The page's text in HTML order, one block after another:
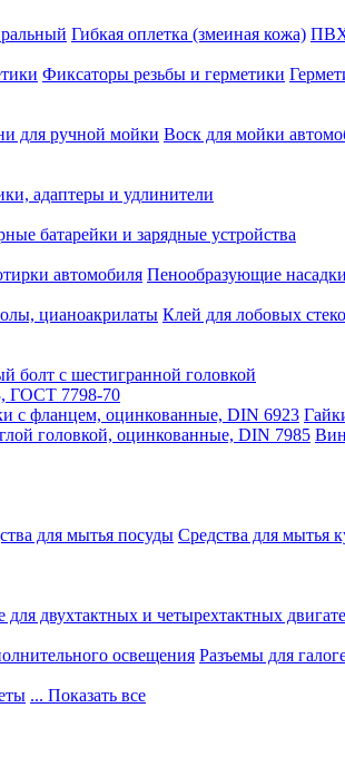
Гибкая оплетка (змеиная кожа) ПВХ
Фиксаторы резьбы и герметики
для ручной мойки Воск для мойки
адаптеры и удлинители
батарейки и зарядные устройства
автомобиля Пенообразующие насадки
цианоакрилаты Клей для лобовых
болт с шестигранной головкой
ГОСТ 7798-70
с фланцем, оцинкованные, DIN 6923
головкой, оцинкованные, DIN 7985
для мытья посуды Средства для мытья
двухтактных и четырехтактных
освещения Разъемы для
... Показать все